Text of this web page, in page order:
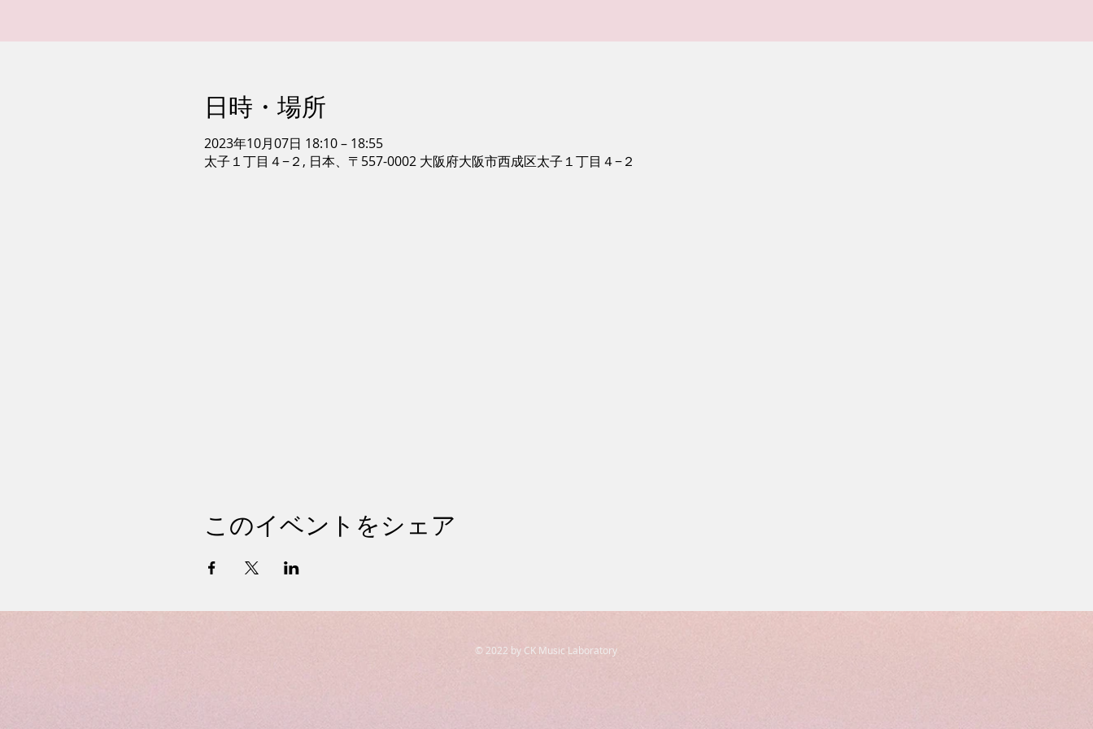
日時・場所
2023年10月07日 18:10 – 18:55
太子１丁目４−２, 日本、〒557-0002 大阪府大阪市西成区太子１丁目４−２
このイベントをシェア
© 2022 by CK Music Laboratory